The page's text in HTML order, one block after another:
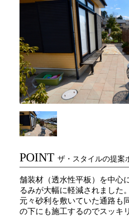
POINT ザ・スタイルの提案
舗装材（透水性平板）を中心
るみが大幅に軽減されました。
元々砂利を敷いていた通路も
の下にも施工するのでスッキ